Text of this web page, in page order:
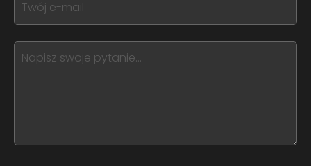
field
blank
you
this,
leave